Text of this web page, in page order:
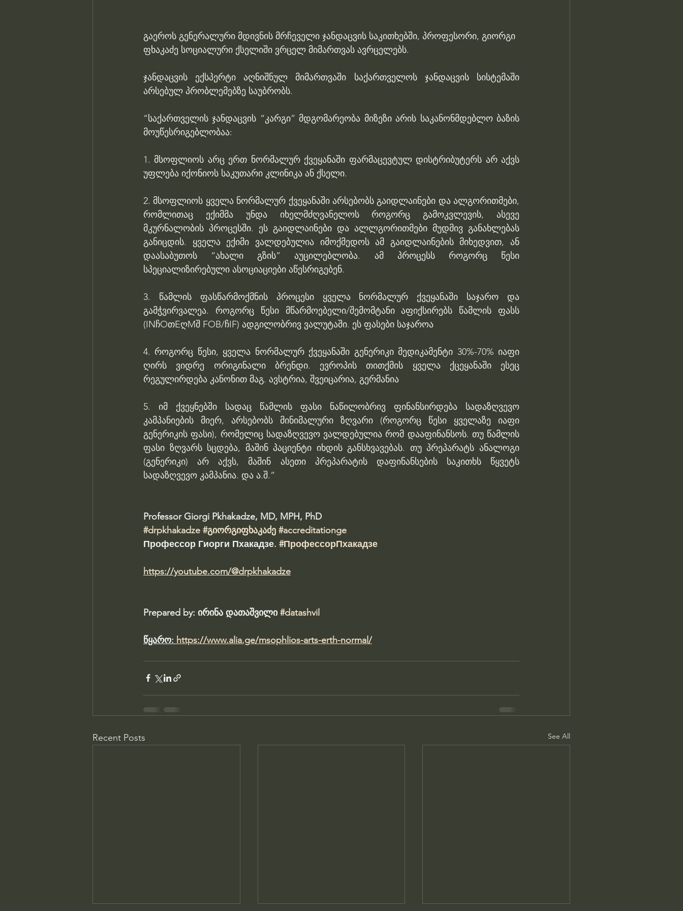
გაეროს გენერალური მდივნის მრჩეველი ჯანდაცვის საკითხებში, პროფესორი, გიორგი
ფხაკაძე სოციალური ქსელიში ვრცელ მიმართვას ავრცელებს.
ჯანდაცვის ექსპერტი აღნიშნულ მიმართვაში საქართველოს ჯანდაცვის სისტემაში
არსებულ პრობლემებზე საუბრობს.
“საქართველის ჯანდაცვის “კარგი” მდგომარეობა მიზეზი არის საკანონმდებლო ბაზის
მოუწესრიგებლობაა:
1. მსოფლიოს არც ერთ ნორმალურ ქვეყანაში ფარმაცევტულ დისტრიბუტერს არ აქვს
უფლება იქონიოს საკუთარი კლინიკა ან ქსელი.
2. მსოფლიოს ყველა ნორმალურ ქვეყანაში არსებობს გაიდლაინები და ალგორითმები,
რომლითაც ექიმმა უნდა იხელმძღვანელოს როგორც გამოკვლევის, ასევე
მკურნალობის პროცესში. ეს გაიდლაინები და ალლგორითმები მუდმივ განახლებას
განიცდის. ყველა ექიმი ვალდებულია იმოქმედოს ამ გაიდლაინების მიხედვით, ან
დაასაბუთოს “ახალი გზის” აუცილებლობა. ამ პროცესს როგორც წესი
სპეციალიზირებული ასოციაციები აწესრიგებენ.
3. წამლის ფასწარმოქმნის პროცესი ყველა ნორმალურ ქვეყანაში საჯარო და
გამჭვირვალეა. როგორც წესი მწარმოებელი/შემომტანი აფიქსირებს წამლის ფასს
(INჩOთEღMშ FOB/ჩIF) ადგილობრივ ვალუტაში. ეს ფასები საჯაროა
4. როგორც წესი, ყველა ნორმალურ ქვეყანაში გენერიკი მედიკამენტი 30%-70% იაფი
ღირს ვიდრე ორიგინალი ბრენდი. ევროპის თითქმის ყველა ქცეყანაში ესეც
რეგულირდება კანონით მაგ. ავსტრია, შვეიცარია, გერმანია
5. იმ ქვეყნებში სადაც წამლის ფასი ნაწილობრივ ფინანსირდება სადაზღვევო
კამპანიების მიერ, არსებობს მინიმალური ზღვარი (როგორც წესი ყველაზე იაფი
გენერიკის ფასი), რომელიც სადაზღვევო ვალდებულია რომ დააფინანსოს. თუ წამლის
ფასი ზღვარს სცდება, მაშინ პაციენტი იხდის განსხვავებას. თუ პრეპარატს ანალოგი
(გენერიკი) არ აქვს, მაშინ ასეთი პრეპარატის დაფინანსების საკითხს წყვეტს
სადაზღვევო კამპანია. და ა.შ.“
Professor Giorgi Pkhakadze, MD, MPH, PhD
#drpkhakadze #გიორგიფხაკაძე #accreditationge
Профессор Гиорги Пхакадзе. #ПрофессорПхакадзе
https://youtube.com/@drpkhakadze
Prepared by: ირინა დათაშვილი #datashvil
წყარო: https://www.alia.ge/msophlios-arts-erth-normal/
Recent Posts See All